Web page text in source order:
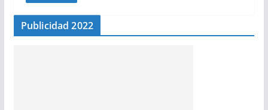
Publicidad 2022